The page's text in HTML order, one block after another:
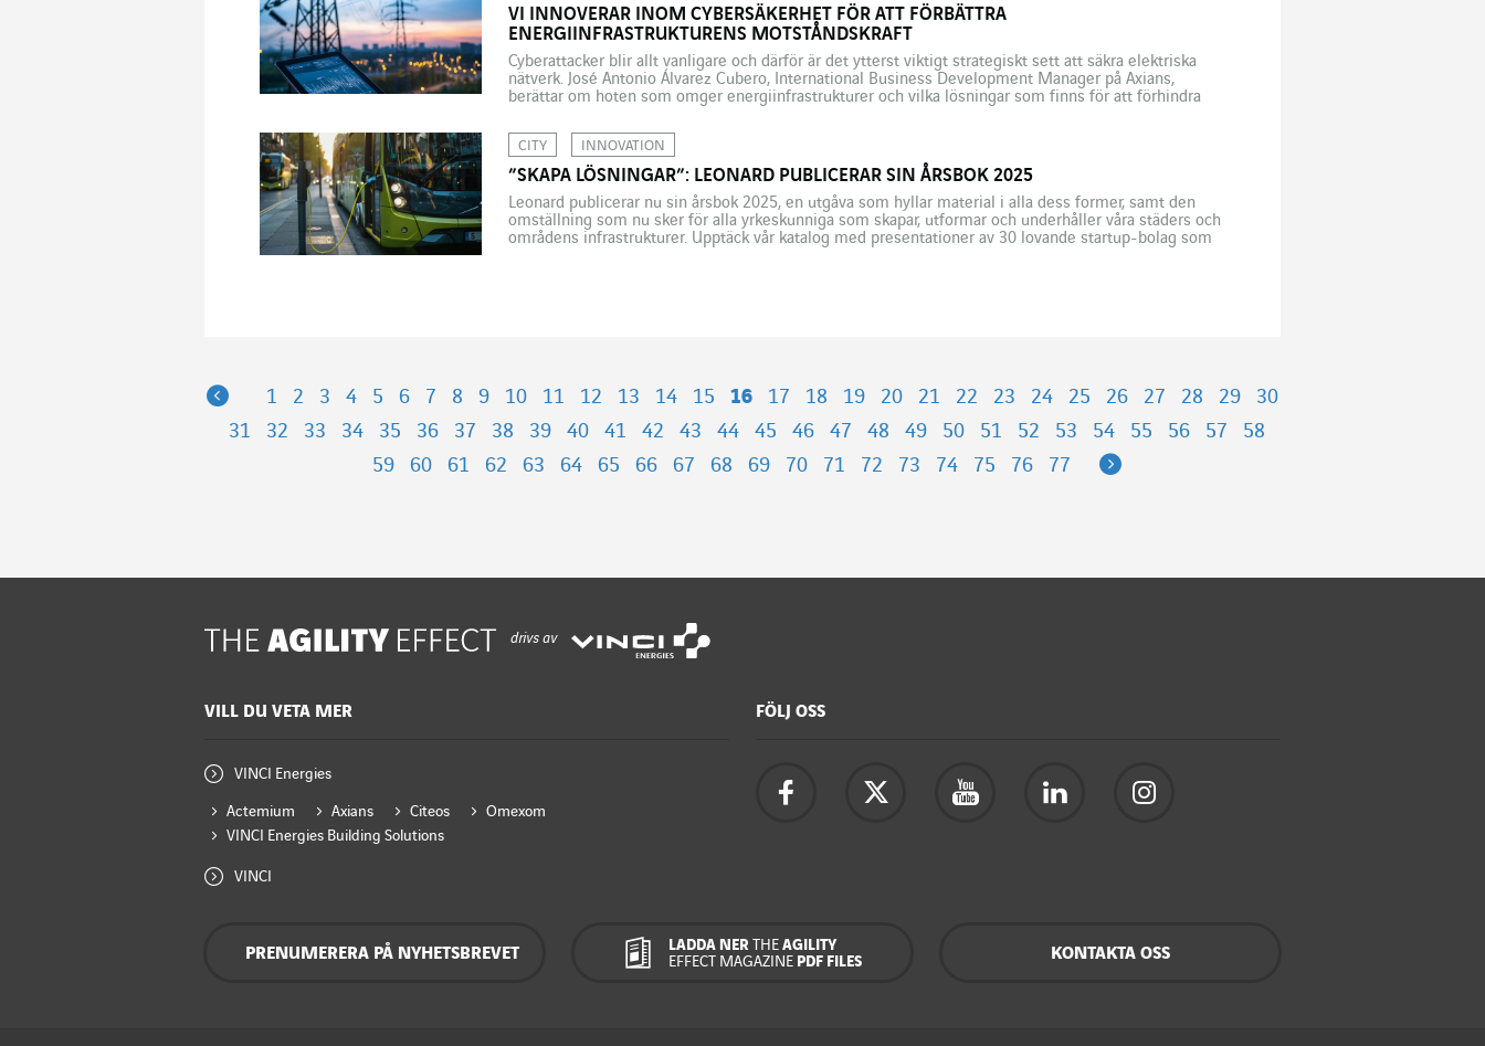
VI INNOVERAR INOM CYBERSÄKERHET FÖR ATT FÖRBÄTTRA
ENERGIINFRASTRUKTURENS MOTSTÅNDSKRAFT
Cyberattacker blir allt vanligare och därför är det ytterst viktigt strategiskt sett att säkra elektriska
nätverk. José Antonio Álvarez Cubero, International Business Development Manager på Axians,
berättar om hoten som omger energiinfrastrukturer och vilka lösningar som finns för att förhindra
utvecklats av Omexom […]
CITY INNOVATION
”SKAPA LÖSNINGAR”: LEONARD PUBLICERAR SIN ÅRSBOK 2025
Leonard publicerar nu sin årsbok 2025, en utgåva som hyllar material i alla dess former, samt den
omställning som nu sker för alla yrkeskunniga som skapar, utformar och underhåller våra städers och
områdens infrastrukturer. Upptäck vår katalog med presentationer av 30 lovande startup-bolag som
Previous
1 2 3 4 5 6 7 8 9 10 11 12 13 14 15 16 17 18 19 20 21 22 23 24 25 26 27 28 29
30
31
32 33 34 35 36 37 38 39 40 41 42 43 44 45 46 47 48 49 50 51 52 53 54 55 56 57
58
59
60 61 62 63 64 65 66 67 68 69 70 71 72 73 74 75 76 77 Next
drivs av
VILL DU VETA MER
VINCI Energies
Actemium Axians Citeos
Omexom
VINCI Energies Building Solutions
VINCI
FÖLJ OSS
PRENUMERERA PÅ NYHETSBREVET LADDA NERTHE AGILITY
EFFECT MAGAZINE PDF FILES KONTAKTA OSS